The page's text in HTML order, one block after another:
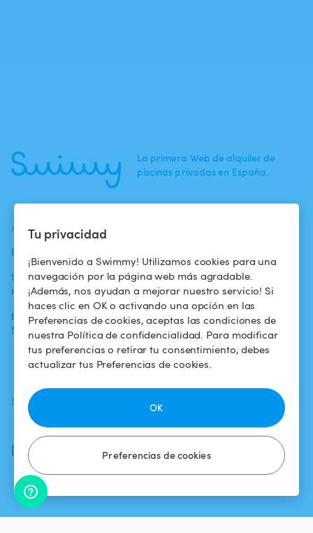
Tu privacidad
¡Bienvenido a Swimmy! Utilizamos cookies para una
navegación por la página web más agradable.
¡Además, nos ayudan a mejorar nuestro servicio! Si
haces clic en OK o activando una opción en las
Preferencias de cookies, aceptas las condiciones de
nuestra Política de confidencialidad. Para modificar
tus preferencias o retirar tu consentimiento, debes
actualizar tus Preferencias de cookies.
Preferencias de cookies
OK
La primera Web de alquiler de
piscinas privadas en España.
ACTUALIDADES
Blog
Swimmy en los
medios
La aventura
Swimmy
Para los
propietarios
Alquilar mi
piscina
¿Cómo funciona?
Condiciones de
uso
Política de
confidencialidad
Aviso legal
SÍGUENOS
Facebook
Instagram